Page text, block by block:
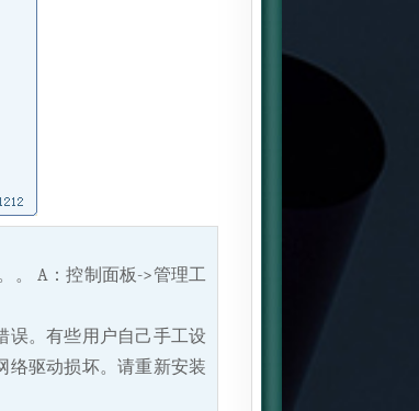
。 A：控制面板->管理工
误。有些用户自己手工设
络驱动损坏。请重新安装